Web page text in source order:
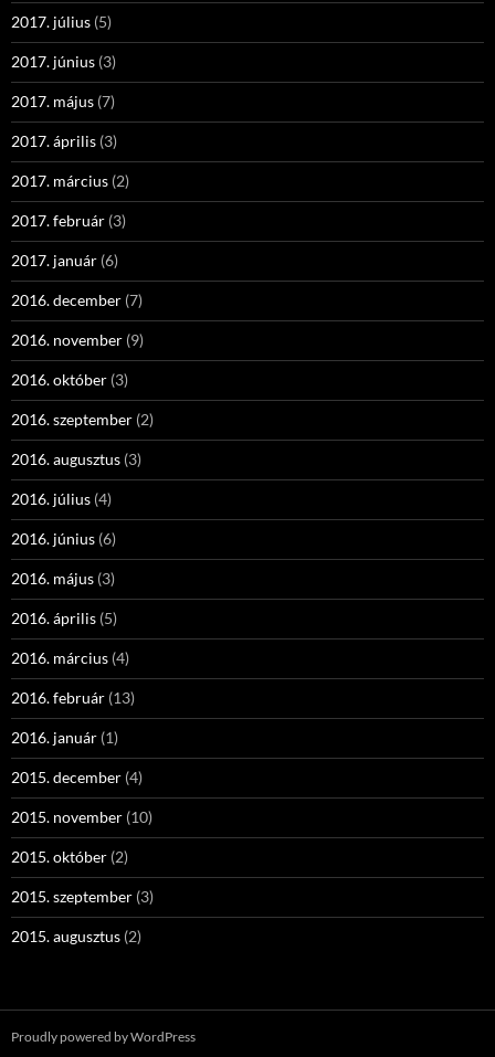
2017. július (5)
2017. június (3)
2017. május (7)
2017. április (3)
2017. március (2)
2017. február (3)
2017. január (6)
2016. december (7)
2016. november (9)
2016. október (3)
2016. szeptember (2)
2016. augusztus (3)
2016. július (4)
2016. június (6)
2016. május (3)
2016. április (5)
2016. március (4)
2016. február (13)
2016. január (1)
2015. december (4)
2015. november (10)
2015. október (2)
2015. szeptember (3)
2015. augusztus (2)
Proudly powered by WordPress